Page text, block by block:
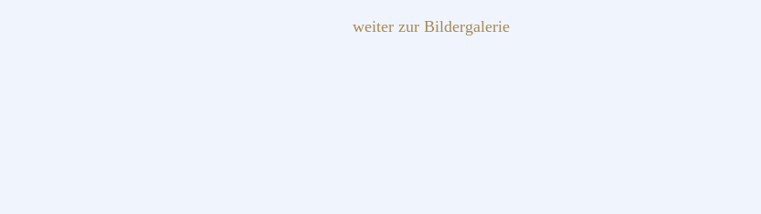
weiter zur Bildergalerie